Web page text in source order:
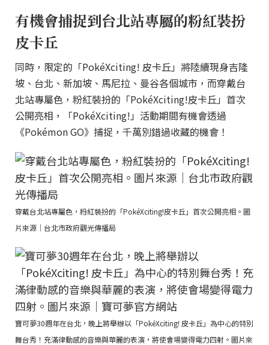
有機會捕捉到台北站專屬的粉紅裝扮
皮卡丘
同時，限定的「PokéXciting! 皮卡丘」將陸續現身吉隆
坡、台北、新加坡、馬尼拉、曼谷各個城市，而穿戴台
北站專屬色，粉紅裝扮的「PokéXciting!皮卡丘」首次
公開亮相，「PokéXciting!」活動期間有機會透過
《Pokémon GO》捕捉，千萬別錯過收藏的機會！
穿戴台北站專屬色，粉紅裝扮的「PokéXciting!皮卡丘」首次公開亮相。圖
片來源｜台北市政府觀光傳播局
寶可夢30週年在台北，晚上將舉辦以「PokéXciting! 皮卡丘」為中心的特別
舞台秀！充滿律動感的音樂與華麗的表演，將使會場變得電力四射。圖片來